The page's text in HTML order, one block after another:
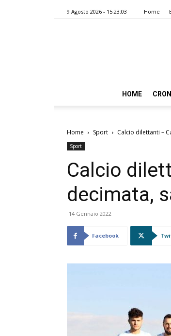
9 Agosto 2026 - 15:23:03 Home
HOME
Home Sport Calcio dilettanti –
Sport
Calcio
decimata,
14 Gennaio 2022
Facebook